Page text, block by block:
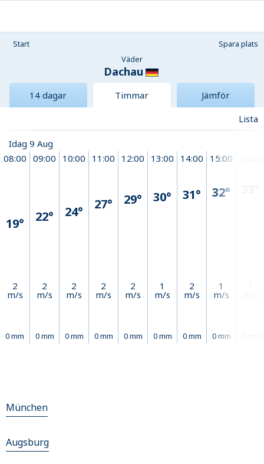
Start
Spara plats
Väder
Dachau
14 dagar Timmar
Jämför
Lista
Idag 9 Aug
08:00
19°
2
m/s
0 mm
09:00
22°
2
m/s
0 mm
10:00
24°
2
m/s
0 mm
11:00
27°
2
m/s
0 mm
12:00
29°
2
m/s
0 mm
13:00
30°
1
m/s
0 mm
14:00
31°
2
m/s
0 mm
15:00
32°
1
m/s
0 mm
München
Augsburg